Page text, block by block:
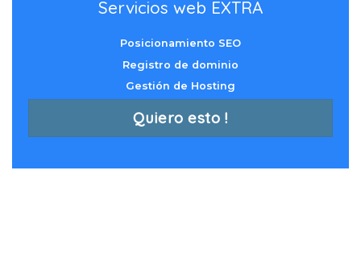
Servicios web EXTRA
Posicionamiento SEO
Registro de dominio
Gestión de Hosting
Quiero esto !